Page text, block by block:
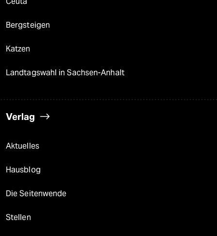
Bergsteigen
Katzen
Landtagswahl in Sachsen-Anhalt
Verlag
Aktuelles
Hausblog
Die Seitenwende
Stellen